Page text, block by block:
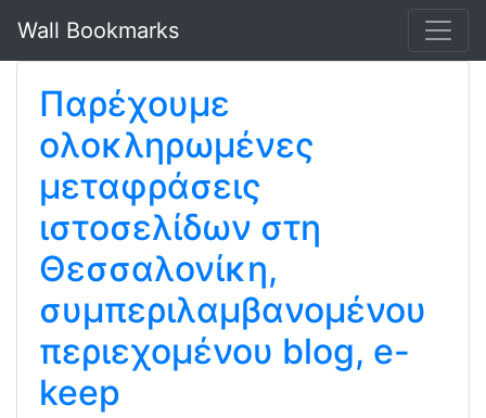
Wall Bookmarks
Παρέχουμε
ολοκληρωμένες
μεταφράσεις
ιστοσελίδων στη
Θεσσαλονίκη,
συμπεριλαμβανομένου
περιεχομένου blog, e-
keep